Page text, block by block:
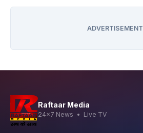
ADVERTISEMENT
Raftaar Media
24x7 News • Live TV